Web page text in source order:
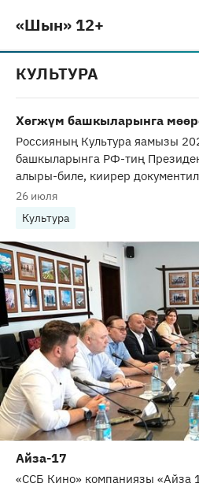
«Шын» 12+
КУЛЬТУРА
Хөгжүм башкыларынга
Россияның Культура яамызы
башкыларынга РФ-тиң
алыры-биле, киирер
26 июля
Культура
Айза-17
«ССБ Кино» компаниязы «Айза